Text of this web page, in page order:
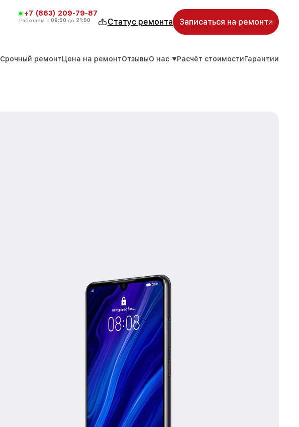
+7 (863) 209-79-87
Работаем с 09:00 до 21:00 Статус ремонта Записаться на ремонт
Срочный ремонтЦена на ремонтОтзывыО нас Расчёт стоимостиГарантии